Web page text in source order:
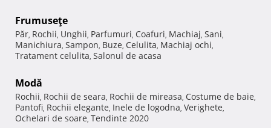
Frumuseţe
Păr, Rochii, Unghii, Parfumuri, Coafuri, Machiaj, Sani,
Manichiura, Sampon, Buze, Celulita, Machiaj ochi,
Tratament celulita, Salonul de acasa
Modă
Rochii, Rochii de seara, Rochii de mireasa, Costume de baie,
Pantofi, Rochii elegante, Inele de logodna, Verighete,
Ochelari de soare, Tendinte 2020